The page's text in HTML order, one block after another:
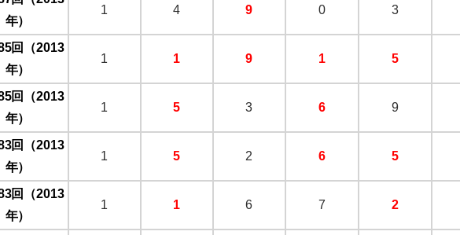
年）
1 4 9 0 3
回（2013
年）
1 1 9 1 5
回（2013
年）
1 5 3 6 9
回（2013
年）
1 5 2 6 5
回（2013
年）
1 1 6 7 2